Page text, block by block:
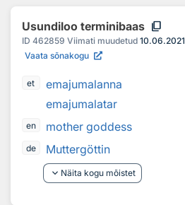
Usundiloo terminibaas content_copy
ID 462859 Viimati muudetud 10.06.2021
Vaata sõnakogu
et
emajumalanna
emajumalatar
en mother goddess
de
Muttergöttin
keyboard_arrow_down Näita kogu mõistet